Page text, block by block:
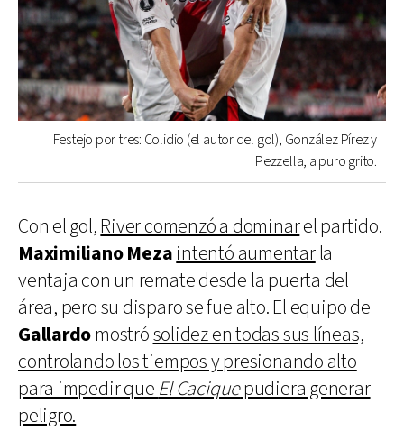
Festejo por tres: Colidio (el autor del gol), González Pírez y
Pezzella, a puro grito.
Con el gol,River comenzó a dominarel partido.
MaximilianoMeza intentó aumentarla
ventaja con un remate desde la puerta del
área, pero su disparo se fue alto. El equipo de
Gallardomostrósolidez en todas sus líneas,
controlando los tiempos y presionando alto
para impedir que El Caciquepudiera generar
peligro.